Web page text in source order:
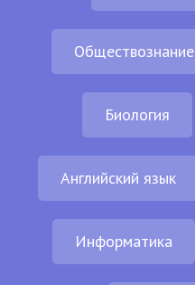
Обществознание
Биология
Английский язык
Информатика